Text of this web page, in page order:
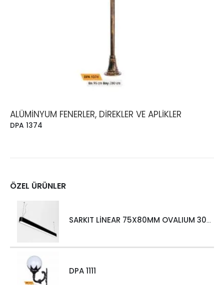
ALÜMINYUM FENERLER, DIREKLER VE APLIKLER
DPA 1374
ÖZEL ÜRÜNLER
SARKIT LİNEAR 75X80MM OVALIUM 30W 4000 LM MT
DPA 1111